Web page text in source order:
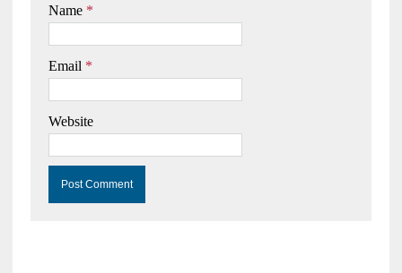
Name *
Email *
Website